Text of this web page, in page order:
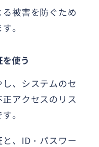
被害を防ぐため
。
使う
、システムのセ
アクセスのリス
。
、ID・パスワー